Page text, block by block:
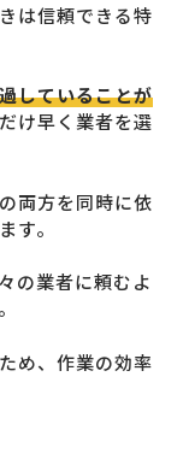
は信頼できる特
していることが
け早く業者を選
両方を同時に依
す。
の業者に頼むよ
め、作業の効率